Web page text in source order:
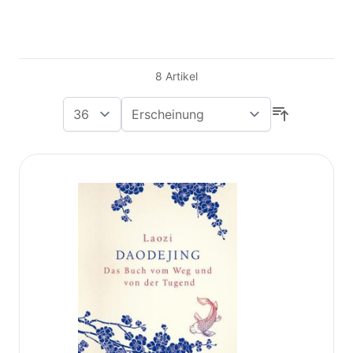
8 Artikel